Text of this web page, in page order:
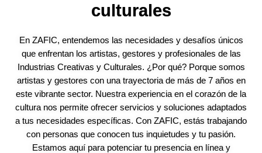
culturales
En ZAFIC, entendemos las necesidades y desafíos únicos
que enfrentan los artistas, gestores y profesionales de las
Industrias Creativas y Culturales. ¿Por qué? Porque somos
artistas y gestores con una trayectoria de más de 7 años en
este vibrante sector. Nuestra experiencia en el corazón de la
cultura nos permite ofrecer servicios y soluciones adaptados
a tus necesidades específicas. Con ZAFIC, estás trabajando
con personas que conocen tus inquietudes y tu pasión.
Estamos aquí para potenciar tu presencia en línea y